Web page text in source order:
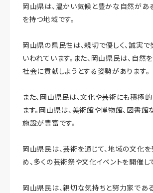
岡山県は、温かい気候と豊かな自然があ
を持つ地域です。
岡山県の県民性は、親切で優しく、誠実
いわれています。また、岡山県民は、自然
社会に貢献しようとする姿勢があります。
また、岡山県民は、文化や芸術にも積極
ます。岡山県は、美術館や博物館、図書館
施設が豊富です。
岡山県民は、芸術を通じて、地域の文化
め、多くの芸術祭や文化イベントを開催し
岡山県民は、親切な気持ちと努力家であ